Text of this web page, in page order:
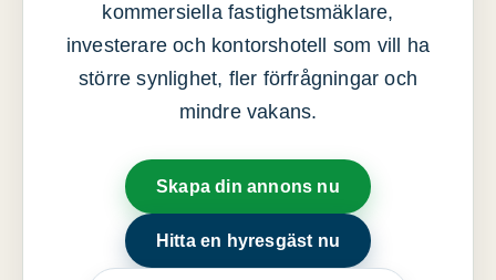
kommersiella fastighetsmäklare,
investerare och kontorshotell som vill ha
större synlighet, fler förfrågningar och
mindre vakans.
Skapa din annons nu
Hitta en hyresgäst nu